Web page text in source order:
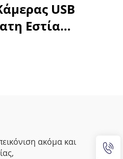
USB
Εστίαση
ακόμα και